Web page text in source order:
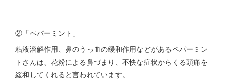
②「ペパーミント」
粘液溶解作用、鼻のうっ血の緩和作用などがあるペパーミン
トさんは、花粉による鼻づまり、不快な症状からくる頭痛を
緩和してくれると言われています。